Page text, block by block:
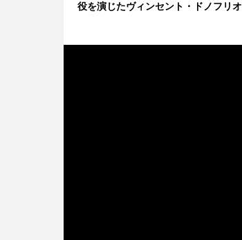
役を演じたヴィンセント・ドノフリオ